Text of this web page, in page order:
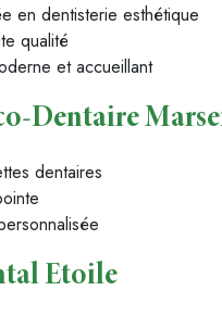
en dentisterie esthétique
qualité
et accueillant
Dentaire
dentaires
Etoile